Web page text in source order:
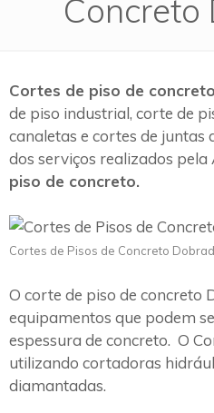
Concreto
Cortes de piso de
de piso industrial, corte de
canaletas e cortes de juntas
dos serviços realizados pela
piso de concreto.
Cortes de Pisos de Concreto
O corte de piso de concreto
equipamentos que podem
espessura de concreto. O
utilizando cortadoras
diamantadas.